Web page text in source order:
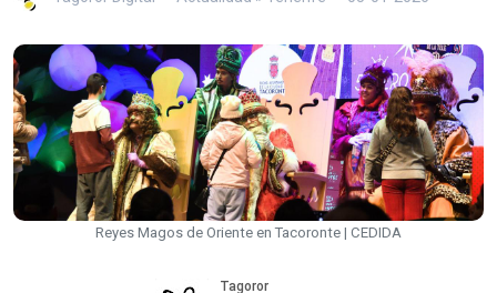
Reyes Magos de Oriente en Tacoronte | CEDIDA